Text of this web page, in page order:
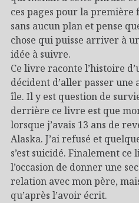
ces pages pour la première
sans aucun plan et pense
chose qui puisse arriver à
idée à suivre.
Ce livre raconte l’histoire
décident d’aller passer une
île. Il y est question de
derrière ce livre est que
lorsque j’avais 13 ans de
Alaska. J’ai refusé et
s’est suicidé. Finalement
l’occasion de donner une
relation avec mon père,
qu’après l’avoir écrit.